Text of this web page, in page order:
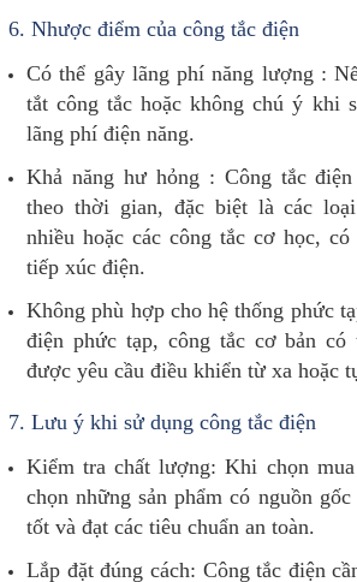
6. Nhược điểm của công tắc điện
Có thể gây lãng phí năng lượng :
tắt công tắc hoặc không chú ý khi
lãng phí điện năng.
Khả năng hư hỏng : Công tắc
theo thời gian, đặc biệt là các
nhiều hoặc các công tắc cơ học,
tiếp xúc điện.
Không phù hợp cho hệ thống phức
điện phức tạp, công tắc cơ bản có
được yêu cầu điều khiển từ xa hoặc
7. Lưu ý khi sử dụng công tắc điện
Kiểm tra chất lượng: Khi chọn
chọn những sản phẩm có nguồn
tốt và đạt các tiêu chuẩn an toàn.
Lắp đặt đúng cách: Công tắc điện